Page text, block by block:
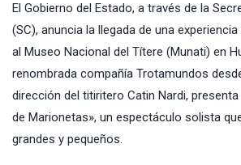
El Gobierno del Estado, a través de la
(SC), anuncia la llegada de una
al Museo Nacional del Títere (Munati) en
renombrada compañía Trotamundos
dirección del titiritero Catin Nardi,
de Marionetas», un espectáculo solista
grandes y pequeños.